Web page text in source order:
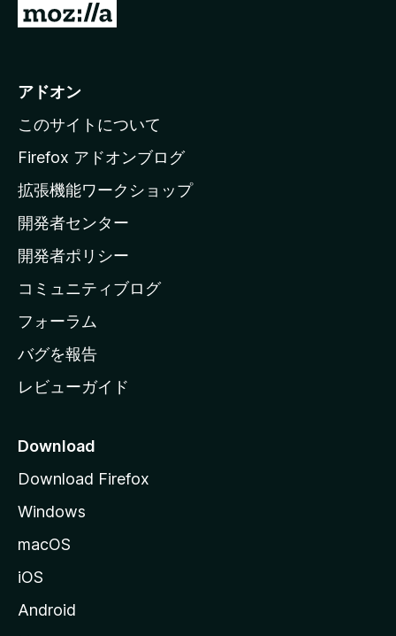
M
i
l
a
ホ
ー
ム
ー
ジ
へ
アドオン
このサイトについて
Firefox アドオンブログ
拡張機能ワークショップ
開発者センター
開発者ポリシー
コミュニティブログ
フォーラム
バグを報告
レビューガイド
Download
Download Firefox
Windows
macOS
iOS
Android